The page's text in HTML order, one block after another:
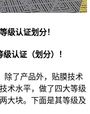
级认证划分！
认证（划分）！
除了产品外，贴膜技术
术水平，做了四大等级
大块。下面是其等级及